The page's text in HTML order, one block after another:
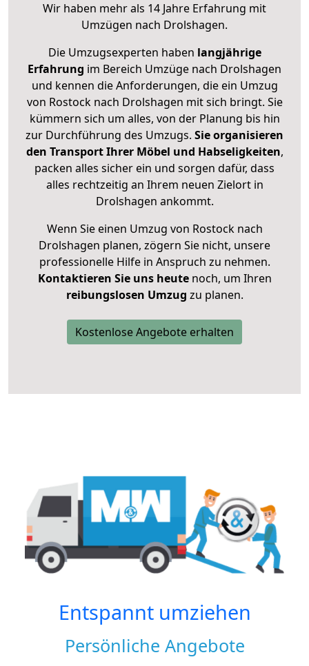
Wir haben mehr als 14 Jahre Erfahrung mit
Umzügen nach Drolshagen.
Die Umzugsexperten haben langjährige
Erfahrung im Bereich Umzüge nach Drolshagen
und kennen die Anforderungen, die ein Umzug
von Rostock nach Drolshagen mit sich bringt. Sie
kümmern sich um alles, von der Planung bis hin
zur Durchführung des Umzugs. Sie organisieren
den Transport Ihrer Möbel und Habseligkeiten,
packen alles sicher ein und sorgen dafür, dass
alles rechtzeitig an Ihrem neuen Zielort in
Drolshagen ankommt.
Wenn Sie einen Umzug von Rostock nach
Drolshagen planen, zögern Sie nicht, unsere
professionelle Hilfe in Anspruch zu nehmen.
Kontaktieren Sie uns heutenoch, um Ihren
reibungslosen Umzug zu planen.
Kostenlose Angebote erhalten
Entspannt umziehen
Persönliche Angebote